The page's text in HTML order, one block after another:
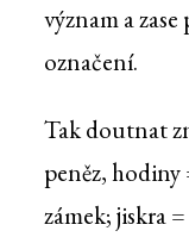
význam a
označení.
Tak doutnat
peněz, hodiny
zámek; jiskra